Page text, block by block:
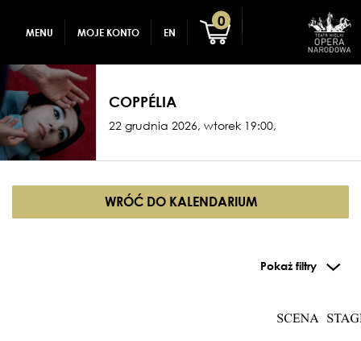
MENU MOJE KONTO EN
0
DLA DZIECI
ZALOGUJ
COPPÉLIA
22 grudnia 2026, wtorek 19:00,
WRÓĆ DO KALENDARIUM
Pokaż filtry